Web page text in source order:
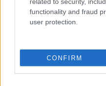
functionality and fraud
user protection.
CONFIRM